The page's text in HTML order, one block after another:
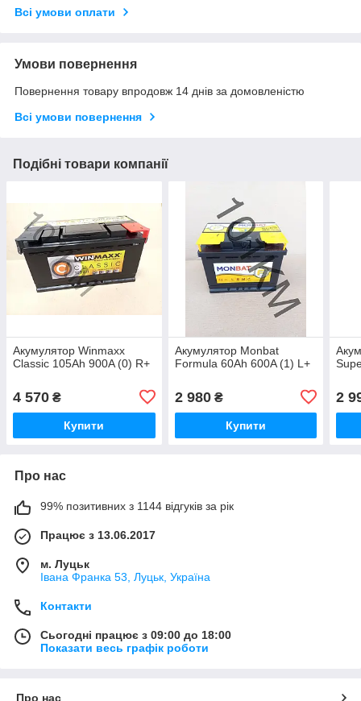
Всі умови оплати
Умови повернення
Повернення товару впродовж 14 днів за домовленістю
Всі умови повернення
Подібні товари компанії
Акумулятор Winmaxx
Classic 105Ah 900A (0) R+
4 570 ₴
Купити
Акумулятор Monbat
Formula 60Ah 600A (1) L+
2 980₴
Купити
2
Про нас
99% позитивних з 1144 відгуків за рік
Працює з 13.06.2017
м. Луцьк
Івана Франка 53, Луцьк, Україна
Контакти
Сьогодні працює з 09:00 до 18:00
Показати весь графік роботи
Про нас